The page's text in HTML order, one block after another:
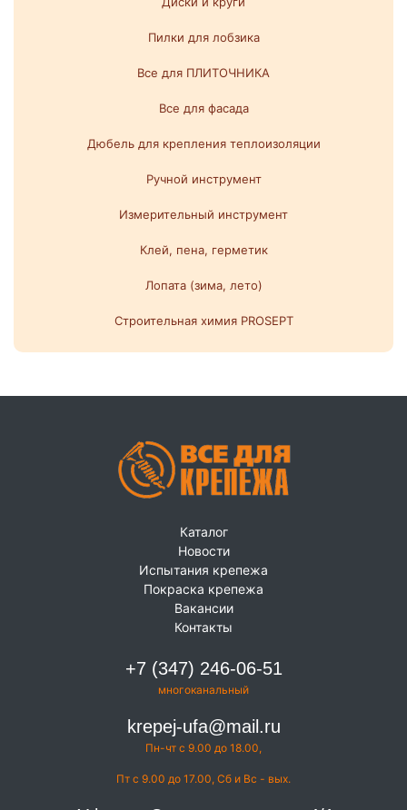
Пилки для лобзика
Все для ПЛИТОЧНИКА
Все для фасада
Дюбель для крепления теплоизоляции
Ручной инструмент
Измерительный инструмент
Клей, пена, герметик
Лопата (зима, лето)
Строительная химия PROSEPT
Каталог
Новости
Испытания крепежа
Покраска крепежа
Вакансии
Контакты
+7 (347) 246-06-51
многоканальный
krepej-ufa@mail.ru
Пн-чт с 9.00 до 18.00,
Пт с 9.00 до 17.00, Сб и Вс - вых.